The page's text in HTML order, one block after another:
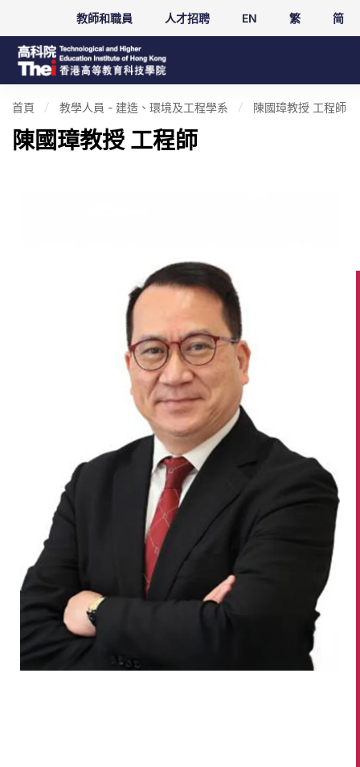
教師和職員 人才招聘 EN 繁 简
首頁 教學人員 - 建造、環境及工程學系 陳國璋教授 工程師
陳國璋教授 工程師